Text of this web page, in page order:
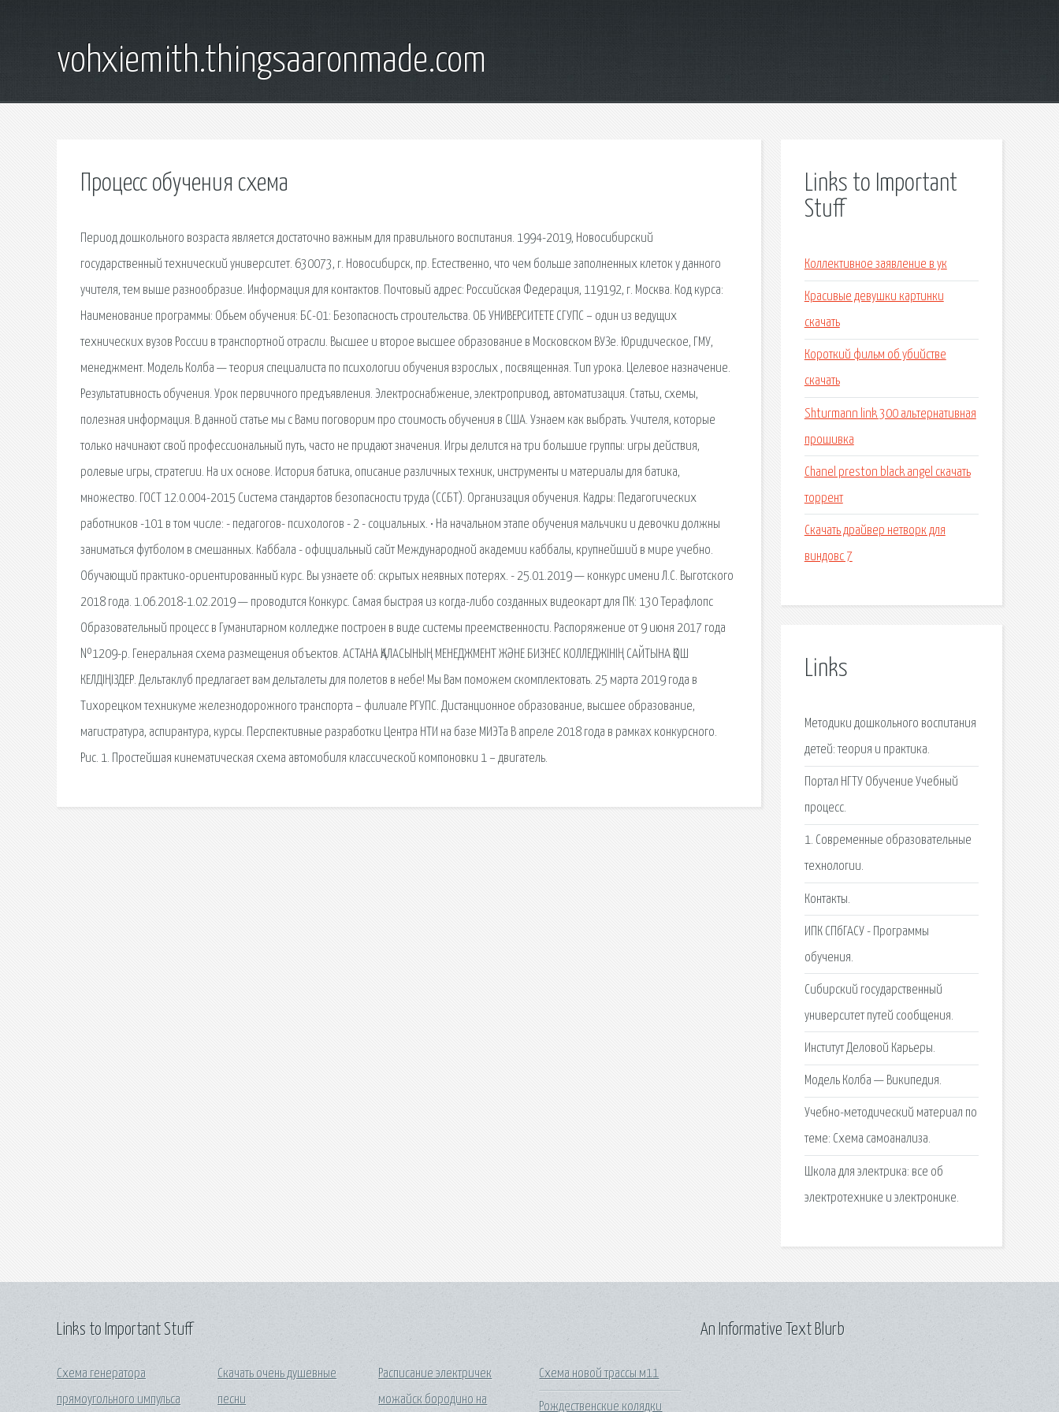
vohxiemith.thingsaaronmade.com
Процесс обучения схема
Период дошкольного возраста является достаточно важным для правильного воспитания. 1994-2019, Новосибирский
государственный технический университет. 630073, г. Новосибирск, пр. Естественно, что чем больше заполненных клеток у данного
учителя, тем выше разнообразие. Информация для контактов. Почтовый адрес: Российская Федерация, 119192, г. Москва. Код курса:
Наименование программы: Обьем обучения: БС-01: Безопасность строительства. ОБ УНИВЕРСИТЕТЕ СГУПС – один из ведущих
технических вузов России в транспортной отрасли. Высшее и второе высшее образование в Московском ВУЗе. Юридическое, ГМУ,
менеджмент. Модель Колба — теория специалиста по психологии обучения взрослых , посвященная. Тип урока. Целевое назначение.
Результативность обучения. Урок первичного предъявления. Электроснабжение, электропривод, автоматизация. Статьи, схемы,
полезная информация. В данной статье мы с Вами поговорим про стоимость обучения в США. Узнаем как выбрать. Учителя, которые
только начинают свой профессиональный путь, часто не придают значения. Игры делится на три большие группы: игры действия,
ролевые игры, стратегии. На их основе. История батика, описание различных техник, инструменты и материалы для батика,
множество. ГОСТ 12.0.004-2015 Система стандартов безопасности труда (ССБТ). Организация обучения. Кадры: Педагогических
работников -101 в том числе: - педагогов- психологов - 2 - социальных. • На начальном этапе обучения мальчики и девочки должны
заниматься футболом в смешанных. Каббала - официальный сайт Международной академии каббалы, крупнейший в мире учебно.
Обучающий практико-ориентированный курс. Вы узнаете об: скрытых неявных потерях. - 25.01.2019 — конкурс имени Л.С. Выготского
2018 года. 1.06.2018-1.02.2019 — проводится Конкурс. Самая быстрая из когда-либо созданных видеокарт для ПК: 130 Терафлопс
Образовательный процесс в Гуманитарном колледже построен в виде системы преемственности. Распоряжение от 9 июня 2017 года
№1209-р. Генеральная схема размещения объектов. АСТАНА ҚАЛАСЫНЫҢ МЕНЕДЖМЕНТ ЖӘНЕ БИЗНЕС КОЛЛЕДЖІНІҢ САЙТЫНА ҚОШ
КЕЛДІҢІЗДЕР. Дельтаклуб предлагает вам дельталеты для полетов в небе! Мы Вам поможем скомплектовать. 25 марта 2019 года в
Тихорецком техникуме железнодорожного транспорта – филиале РГУПС. Дистанционное образование, высшее образование,
магистратура, аспирантура, курсы. Перспективные разработки Центра НТИ на базе МИЭТа В апреле 2018 года в рамках конкурсного.
Рис. 1. Простейшая кинематическая схема автомобиля классической компоновки 1 – двигатель.
Links to Important
Stuff
Коллективное заявление в ук
Красивые девушки картинки
скачать
Короткий фильм об убийстве
скачать
Shturmann link 300 альтернативная
прошивка
Chanel preston black angel скачать
торрент
Скачать драйвер нетворк для
виндовс 7
Links
Методики дошкольного воспитания
детей: теория и практика.
Портал НГТУ Обучение Учебный
процесс.
1. Современные образовательные
технологии.
Контакты.
ИПК СПбГАСУ - Программы
обучения.
Сибирский государственный
университет путей сообщения.
Институт Деловой Карьеры.
Модель Колба — Википедия.
Учебно-методический материал по
теме: Схема самоанализа.
Школа для электрика: все об
электротехнике и электронике.
Links to Important Stuff
Схема генератора
прямоугольного импульса
Скачать очень душевные
песни
Расписание электричек
можайск бородино на
Схема новой трассы м11
Рождественские колядки
An Informative Text Blurb